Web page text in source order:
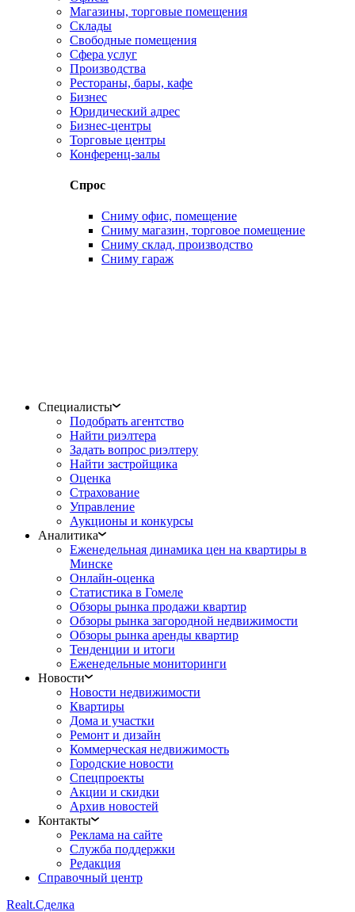
Магазины, торговые помещения
Склады
Свободные помещения
Сфера услуг
Производства
Рестораны, бары, кафе
Бизнес
Юридический адрес
Бизнес-центры
Торговые центры
Конференц-залы
Спрос
Сниму офис, помещение
Сниму магазин, торговое помещение
Сниму склад, производство
Сниму гараж
Специалисты
Подобрать агентство
Найти риэлтера
Задать вопрос риэлтеру
Найти застройщика
Оценка
Страхование
Управление
Аукционы и конкурсы
Аналитика
Еженедельная динамика цен на квартиры в
Минске
Онлайн-оценка
Статистика в Гомеле
Обзоры рынка продажи квартир
Обзоры рынка загородной недвижимости
Обзоры рынка аренды квартир
Тенденции и итоги
Еженедельные мониторинги
Новости
Новости недвижимости
Квартиры
Дома и участки
Ремонт и дизайн
Коммерческая недвижимость
Городские новости
Спецпроекты
Акции и скидки
Архив новостей
Контакты
Реклама на сайте
Служба поддержки
Редакция
Справочный центр
Realt.Сделка